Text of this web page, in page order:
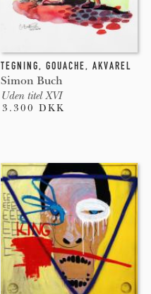
TEGNING, GOUACHE, AKVAREL
Simon Buch
Uden titel XVI
3.300 DKK